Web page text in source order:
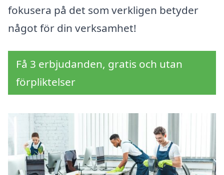
fokusera på det som verkligen betyder
något för din verksamhet!
Få 3 erbjudanden, gratis och utan
förpliktelser